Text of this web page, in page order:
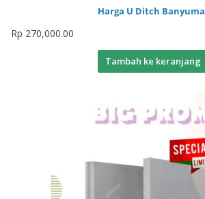
Harga U Ditch
Rp 270,000.00
Tambah ke keranjang